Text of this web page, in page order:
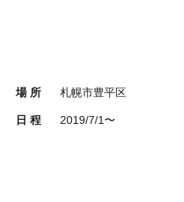
場 所 札幌市豊平区
日 程 2019/7/1〜